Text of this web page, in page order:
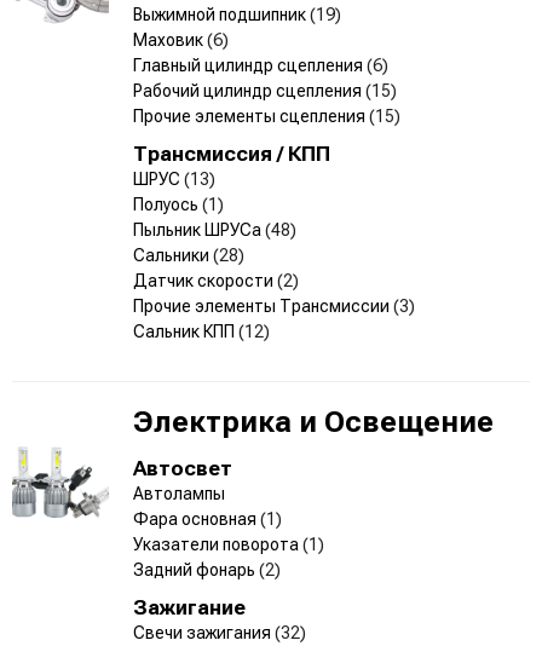
Выжимной подшипник(19)
Маховик(6)
Главный цилиндр сцепления (6)
Рабочий цилиндр сцепления (15)
Прочие элементы сцепления (15)
Трансмиссия / КПП
ШРУС (13)
Полуось (1)
Пыльник ШРУСа (48)
Сальники (28)
Датчик скорости (2)
Прочие элементы Трансмиссии (3)
Сальник КПП (12)
Электрика и Освещение
Автосвет
Автолампы
Фара основная (1)
Указатели поворота (1)
Задний фонарь (2)
Зажигание
Свечи зажигания (32)